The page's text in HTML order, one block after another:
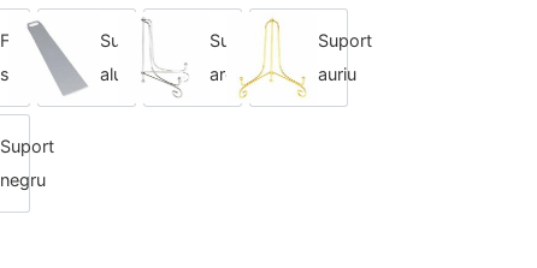
Fără
suport
Suport
aluminiu
Suport
argintiu
Suport
auriu
Suport
negru